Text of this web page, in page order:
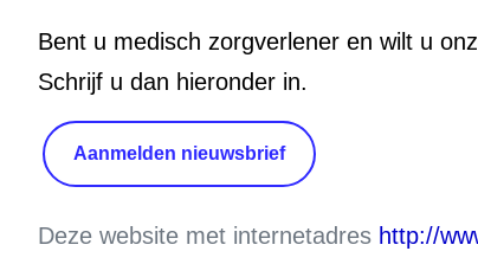
Bent u medisch zorgverlener en wilt u
Schrijf u dan hieronder in.
Aanmelden nieuwsbrief
Deze website met internetadres http://